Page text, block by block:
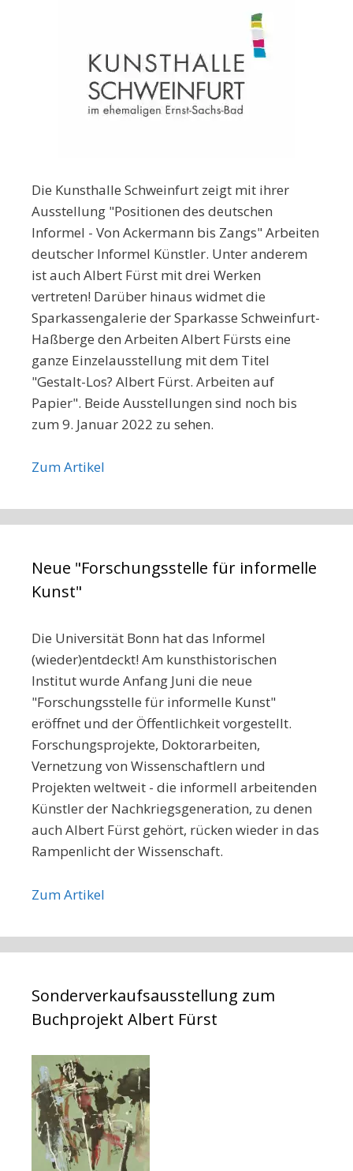
Die Kunsthalle Schweinfurt zeigt mit ihrer
Ausstellung "Positionen des deutschen
Informel - Von Ackermann bis Zangs" Arbeiten
deutscher Informel Künstler. Unter anderem
ist auch Albert Fürst mit drei Werken
vertreten! Darüber hinaus widmet die
Sparkassengalerie der Sparkasse Schweinfurt-
Haßberge den Arbeiten Albert Fürsts eine
ganze Einzelausstellung mit dem Titel
"Gestalt-Los? Albert Fürst. Arbeiten auf
Papier". Beide Ausstellungen sind noch bis
zum 9. Januar 2022 zu sehen.
Zum Artikel
Neue "Forschungsstelle für informelle
Kunst"
Die Universität Bonn hat das Informel
(wieder)entdeckt! Am kunsthistorischen
Institut wurde Anfang Juni die neue
"Forschungsstelle für informelle Kunst"
eröffnet und der Öffentlichkeit vorgestellt.
Forschungsprojekte, Doktorarbeiten,
Vernetzung von Wissenschaftlern und
Projekten weltweit - die informell arbeitenden
Künstler der Nachkriegsgeneration, zu denen
auch Albert Fürst gehört, rücken wieder in das
Rampenlicht der Wissenschaft.
Zum Artikel
Sonderverkaufsausstellung zum
Buchprojekt Albert Fürst